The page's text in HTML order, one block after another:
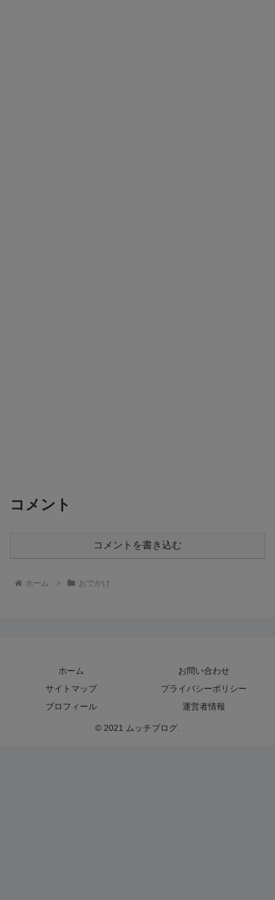
コメント
コメントを書き込む
ホーム おでかけ
ホーム
お問い合わせ
サイトマップ
プライバシーポリシー
プロフィール
運営者情報
© 2021 ムッチブログ.